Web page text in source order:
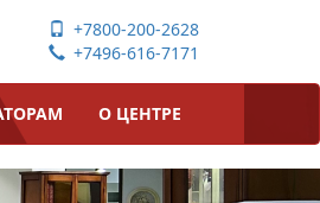
+7800-200-2628
+7496-616-7171
О ЦЕНТРЕ